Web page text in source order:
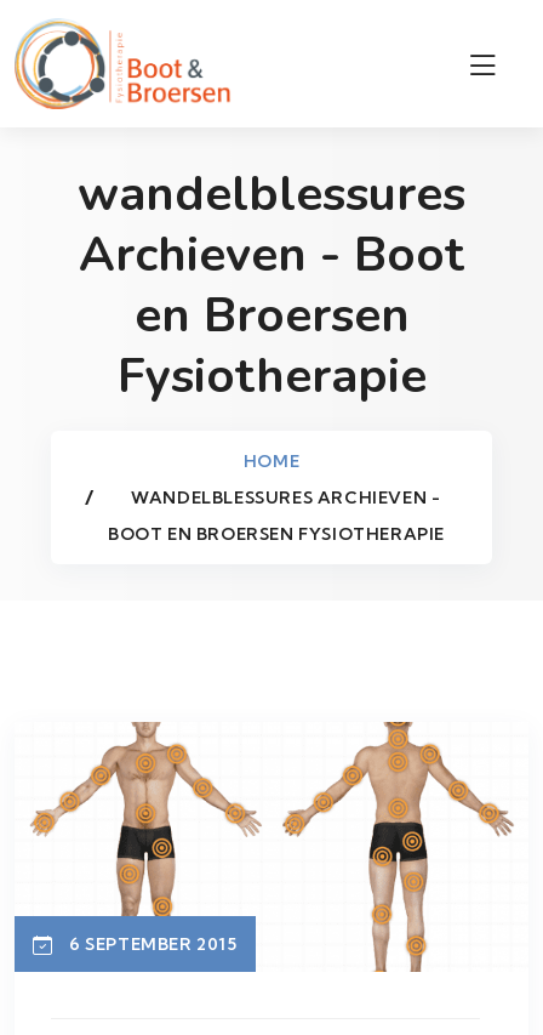
wandelblessures
Archieven - Boot
en Broersen
Fysiotherapie
HOME
WANDELBLESSURES ARCHIEVEN -
BOOT EN BROERSEN FYSIOTHERAPIE
6 SEPTEMBER 2015